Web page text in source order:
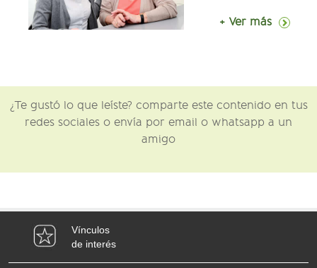
+ Ver más
¿Te gustó lo que leíste? comparte este contenido en tus
redes sociales o envía por email o whatsapp a un
amigo
Vínculos
de interés